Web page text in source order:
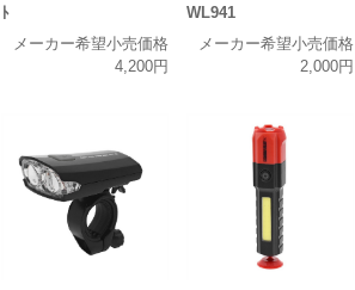
ﾄ
メーカー希望小売価格
4,200円
WL941
メーカー希望小売価格
2,000円